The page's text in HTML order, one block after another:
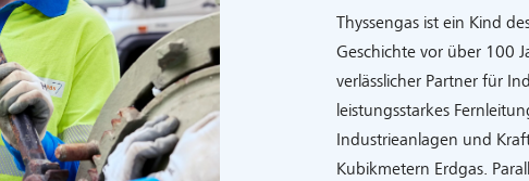
Thyssengas ist ein Kind
Geschichte vor über 100
verlässlicher Partner für
leistungsstarkes
Industrieanlagen und
Kubikmetern Erdgas.